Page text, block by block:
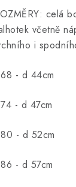
celá
včetně
i
- d 44cm
- d 47cm
- d 52cm
- d 57cm